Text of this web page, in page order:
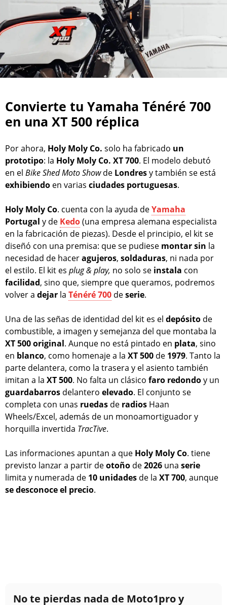
Convierte tu Yamaha Ténéré 700
en una XT 500 réplica
Por ahora, Holy Moly Co. solo ha fabricado un
prototipo: la Holy Moly Co. XT 700. El modelo debutó
en el Bike Shed Moto Showde Londresy también se está
exhibiendo en varias ciudades portuguesas.
Holy Moly Co. cuenta con la ayuda deYamaha
Portugal y de Kedo(una empresa alemana especialista
en la fabricación de piezas). Desde el principio, el kit se
diseñó con una premisa: que se pudiese montarsin la
necesidad de haceragujeros, soldaduras, ni nada por
el estilo. El kit es plug & play, no solo se instala con
facilidad, sino que, siempre que queramos, podremos
volver a dejar la Ténéré700 deserie.
Una de las señas de identidad del kit es el depósito de
combustible, a imagen y semejanza del que montaba la
XT 500 original. Aunque no está pintado en plata, sino
en blanco, como homenaje a la XT 500 de 1979. Tanto la
parte delantera, como la trasera y el asiento también
imitan a la XT 500. No falta un clásico faro redondoy un
guardabarros delantero elevado. El conjunto se
completa con unas ruedas de radios Haan
Wheels/Excel, además de un monoamortiguador y
horquilla invertida TracTive.
Las informaciones apuntan a que Holy Moly Co. tiene
previsto lanzar a partir deotoño de2026 una serie
limita y numerada de 10 unidades de la XT 700, aunque
se desconoce el precio.
No te pierdas nada de Moto1pro y